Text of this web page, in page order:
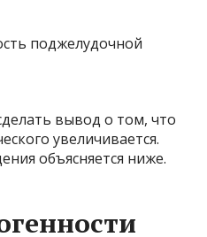
вывод о том, что
увеличивается.
объясняется ниже.